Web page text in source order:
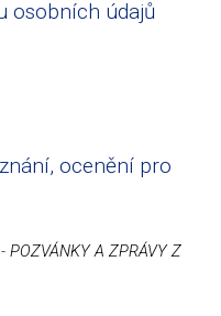
osobních údajů
ocenění pro
POZVÁNKY A ZPRÁVY Z